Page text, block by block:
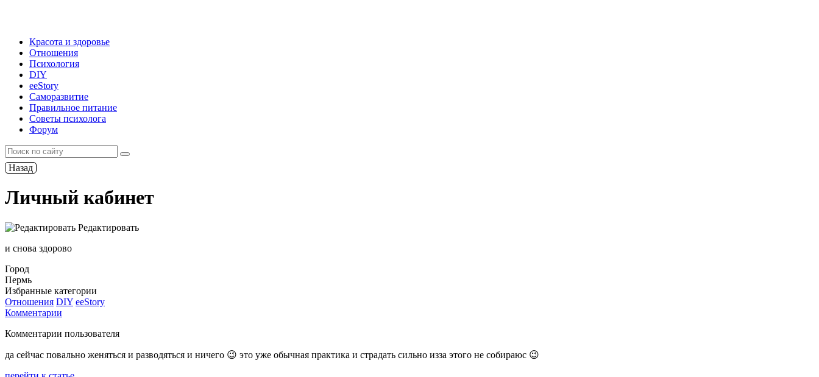
Красота и здоровье
Отношения
Психология
DIY
ееStory
Саморазвитие
Правильное питание
Советы психолога
Форум
Назад
Личный кабинет
Редактировать
и снова здорово
Город
Пермь
Избранные категории
Отношения DIY ееStory
Комментарии
Комментарии пользователя
да сейчас повально женяться и разводяться и ничего 😉 это уже обычная практика и страдать сильно изза этого не собираюс 😉